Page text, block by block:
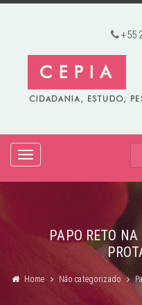
+55
TOGGLE
PAPO RETO
Home Não categorizado